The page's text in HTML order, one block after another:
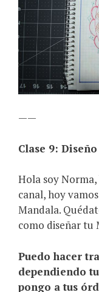
——
Clase 9:
Hola soy
canal, hoy
Mandala.
como diseñar tu
Puedo hacer
dependiendo
pongo a tus